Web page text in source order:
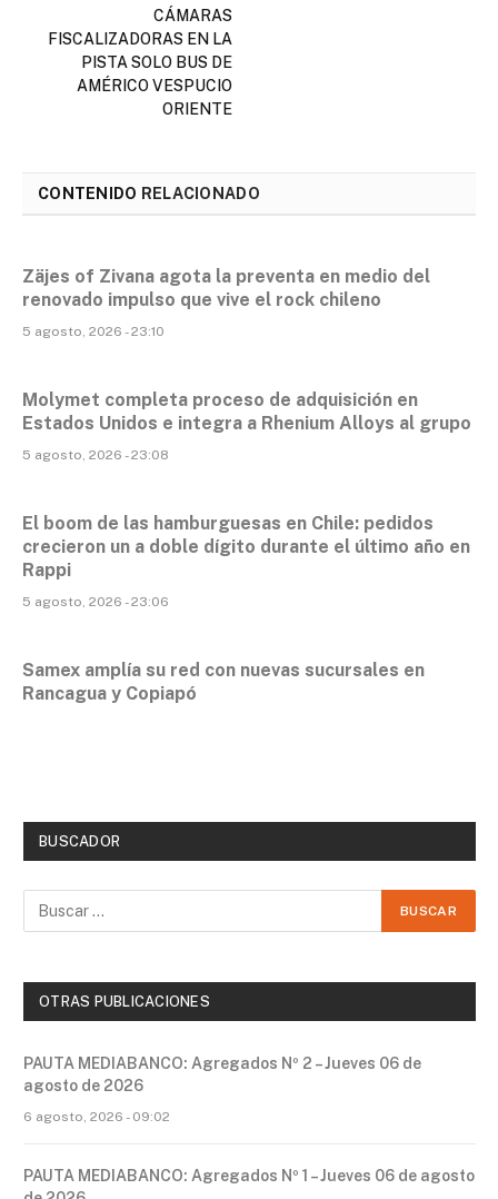
CÁMARAS
FISCALIZADORAS EN LA
PISTA SOLO BUS DE
AMÉRICO VESPUCIO
ORIENTE
CONTENIDO RELACIONADO
Zäjes of Zivana agota la preventa en medio del
renovado impulso que vive el rock chileno
5 agosto, 2026 - 23:10
Molymet completa proceso de adquisición en
Estados Unidos e integra a Rhenium Alloys al grupo
5 agosto, 2026 - 23:08
El boom de las hamburguesas en Chile: pedidos
crecieron un a doble dígito durante el último año en
Rappi
5 agosto, 2026 - 23:06
Samex amplía su red con nuevas sucursales en
Rancagua y Copiapó
BUSCADOR
OTRAS PUBLICACIONES
PAUTA MEDIABANCO: Agregados Nº 2 – Jueves 06 de
agosto de 2026
6 agosto, 2026 - 09:02
PAUTA MEDIABANCO: Agregados Nº 1 – Jueves 06 de agosto